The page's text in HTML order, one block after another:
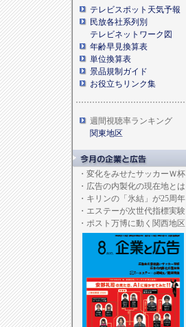
テレビスポット天気予報
民放各社系列別
テレビネットワーク図
年齢早見換算表
単位換算表
景品規制ガイド
お役立ちリンク集
週間視聴率ランキング
関東地区
・ 変化をみせたサッカーＷ杯
・ 広告の内製化の現在地とは
・ キリンの「氷結」が25周年
・ エステーが次世代指標実験
・ ポスト万博に動く関西地区